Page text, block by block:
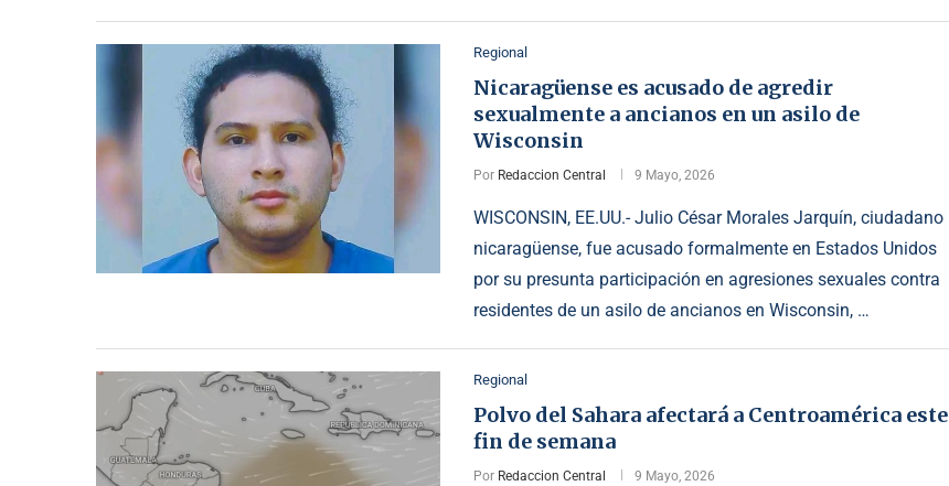
Regional
Nicaragüense es acusado de agredir
sexualmente a ancianos en un asilo de
Wisconsin
Por Redaccion Central 9 Mayo, 2026
WISCONSIN, EE.UU.- Julio César Morales Jarquín, ciudadano
nicaragüense, fue acusado formalmente en Estados Unidos
por su presunta participación en agresiones sexuales contra
residentes de un asilo de ancianos en Wisconsin, …
Regional
Polvo del Sahara afectará a Centroamérica este
fin de semana
Por Redaccion Central 9 Mayo, 2026